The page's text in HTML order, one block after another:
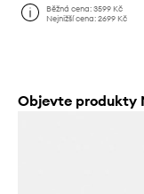
Běžná cena:3599 Kč
Nejnižší cena:2699 Kč
Objevte produkty